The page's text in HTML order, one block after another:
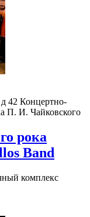
42 Концертно-
П. И. Чайковского
рока
Band
комплекс